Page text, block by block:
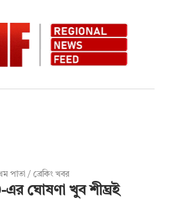
পাতা / ব্রেকিং খবর
ঘোষণা খুব শীঘ্রই